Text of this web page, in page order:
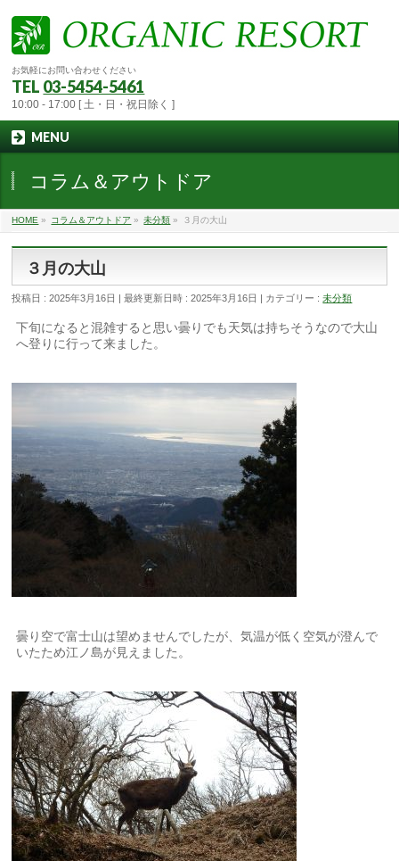
お気軽にお問い合わせください
TEL 03-5454-5461
10:00 - 17:00 [ 土・日・祝日除く ]
MENU
コラム＆アウトドア
HOME » コラム＆アウトドア » 未分類 » ３月の大山
３月の大山
投稿日 : 2025年3月16日 最終更新日時 : 2025年3月16日 カテゴリー :未分類
下旬になると混雑すると思い曇りでも天気は持ちそうなので大山
へ登りに行って来ました。
曇り空で富士山は望めませんでしたが、気温が低く空気が澄んで
いたため江ノ島が見えました。